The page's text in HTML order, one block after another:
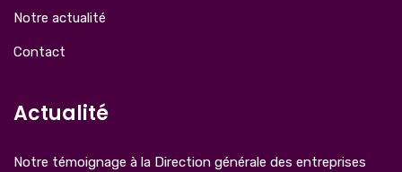
Notre actualité
Contact
Actualité
Notre témoignage à la Direction générale des entreprises